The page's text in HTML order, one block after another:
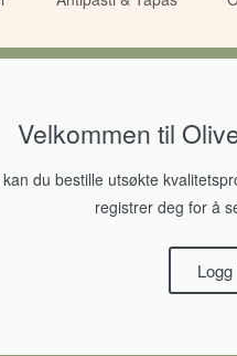
Velkommen til
kan du bestille utsøkte
registrer deg for å